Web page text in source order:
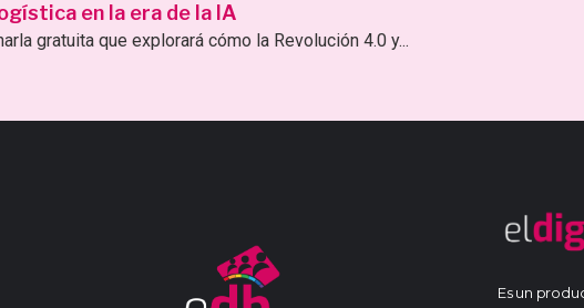
en la era de la IA
gratuita que explorará cómo la Revolución 4.0 y...
Es un